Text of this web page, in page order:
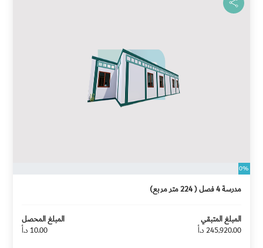
0%
مدرسة 4 فصل ( 224 متر مربع)
المبلغ المتبقي
245,920.00 د.أ
المبلغ المحصل
10.00 د.أ